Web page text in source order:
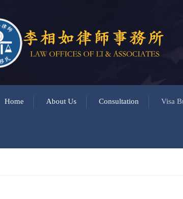
Home About Us Consultation Visa